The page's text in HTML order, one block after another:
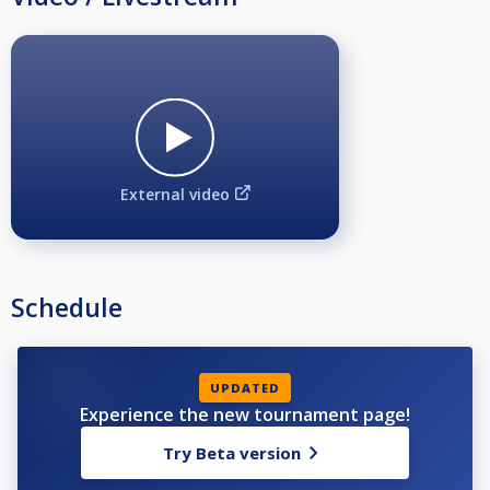
Csoport harmadik: 10.000.- + tárgynyeremény
nyeremények kerülnek kiosztásra:
1. csoport különdíj: 140.000.-
2. csoport különdíj: 80.000.-
3. csoport különdíj: 50.000.-
4. csoport különdíj: 30.000.-
Nevezési díjak:
3. csoport játékosainak: 3.500.- / forduló
Fordulók lebonyolítása:
A fordulókon 9-es és 10-es játékban zajlanak a mérkőzések, váltott
kezdéssel, az EPBF versenyszabálya alapján.
External video
Schedule
UPDATED
Experience the new tournament page!
Try Beta version